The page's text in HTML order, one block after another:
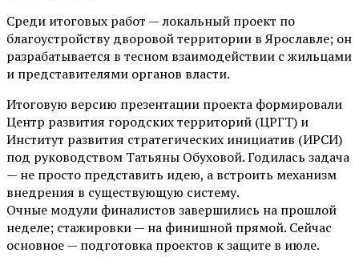
Среди итоговых работ — локальный проект по
благоустройству дворовой территории в Ярославле; он
разрабатывается в тесном взаимодействии с жильцами
и представителями органов власти.
Итоговую версию презентации проекта формировали
Центр развития городских территорий (ЦРГТ) и
Институт развития стратегических инициатив (ИРСИ)
под руководством Татьяны Обуховой. Годилась задача
— не просто представить идею, а встроить механизм
внедрения в существующую систему.
Очные модули финалистов завершились на прошлой
неделе; стажировки — на финишной прямой. Сейчас
основное — подготовка проектов к защите в июле.